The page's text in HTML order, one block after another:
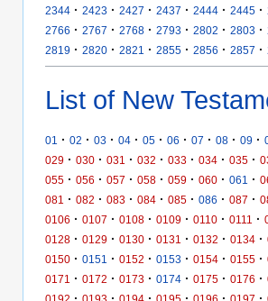
2344 · 2423 · 2427 · 2437 · 2444 · 2445 ·
2766 · 2767 · 2768 · 2793 · 2802 · 2803 ·
2819 · 2820 · 2821 · 2855 · 2856 · 2857 ·
List of New
01 · 02 · 03 · 04 · 05 · 06 · 07 · 08 · 09 ·
029 · 030 · 031 · 032 · 033 · 034 · 035 ·
055 · 056 · 057 · 058 · 059 · 060 · 061 ·
081
· 082 · 083 · 084 · 085 · 086 · 087 ·
0106 · 0107 · 0108 · 0109 · 0110 · 0111 ·
0128 · 0129 · 0130 · 0131 · 0132 · 0134 ·
0150 · 0151 · 0152 · 0153 · 0154 · 0155 ·
0171
· 0172 · 0173 · 0174 · 0175 · 0176 ·